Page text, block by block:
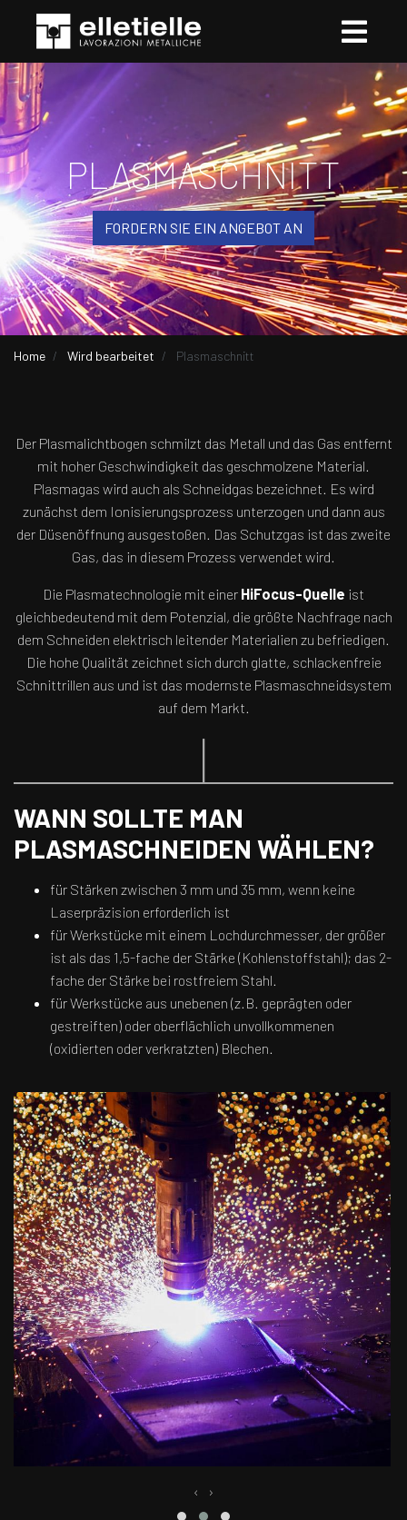
PLASMASCHNITT
FORDERN SIE EIN ANGEBOT AN
Home Wird bearbeitet Plasmaschnitt
Der Plasmalichtbogen schmilzt das Metall und das Gas entfernt
mit hoher Geschwindigkeit das geschmolzene Material.
Plasmagas wird auch als Schneidgas bezeichnet. Es wird
zunächst dem Ionisierungsprozess unterzogen und dann aus
der Düsenöffnung ausgestoßen. Das Schutzgas ist das zweite
Gas, das in diesem Prozess verwendet wird.
Die Plasmatechnologie mit einer HiFocus-Quelle ist
gleichbedeutend mit dem Potenzial, die größte Nachfrage nach
dem Schneiden elektrisch leitender Materialien zu befriedigen.
Die hohe Qualität zeichnet sich durch glatte, schlackenfreie
Schnittrillen aus und ist das modernste Plasmaschneidsystem
auf dem Markt.
WANN SOLLTE MAN
PLASMASCHNEIDEN WÄHLEN?
für Stärken zwischen 3 mm und 35 mm, wenn keine
Laserpräzision erforderlich ist
für Werkstücke mit einem Lochdurchmesser, der größer
ist als das 1,5-fache der Stärke (Kohlenstoffstahl); das 2-
fache der Stärke bei rostfreiem Stahl.
für Werkstücke aus unebenen (z.B. geprägten oder
gestreiften) oder oberflächlich unvollkommenen
(oxidierten oder verkratzten) Blechen.
‹ ›